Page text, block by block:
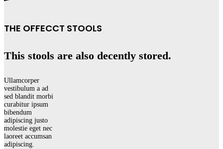
THE OFFECCT STOOLS
This stools are also decently stored.
Ullamcorper
vestibulum a ad
sed blandit morbi
curabitur ipsum
bibendum
adipiscing justo
molestie eget nec
laoreet accumsan
adipiscing.